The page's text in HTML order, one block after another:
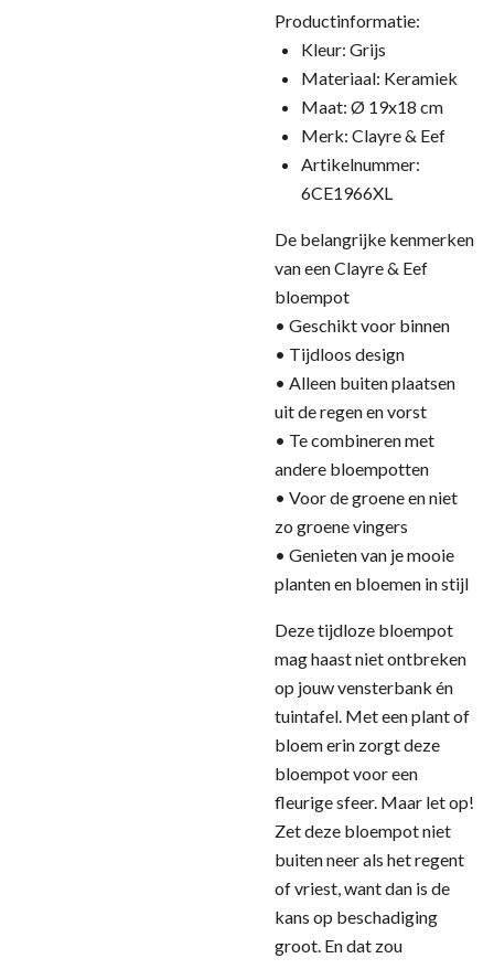
Productinformatie:
Kleur: Grijs
Materiaal: Keramiek
Maat: Ø 19x18 cm
Merk: Clayre & Eef
Artikelnummer:
6CE1966XL
De belangrijke kenmerken
van een Clayre & Eef
bloempot
• Geschikt voor binnen
• Tijdloos design
• Alleen buiten plaatsen
uit de regen en vorst
• Te combineren met
andere bloempotten
• Voor de groene en niet
zo groene vingers
• Genieten van je mooie
planten en bloemen in stijl
Deze tijdloze bloempot
mag haast niet ontbreken
op jouw vensterbank én
tuintafel. Met een plant of
bloem erin zorgt deze
bloempot voor een
fleurige sfeer. Maar let op!
Zet deze bloempot niet
buiten neer als het regent
of vriest, want dan is de
kans op beschadiging
groot. En dat zou